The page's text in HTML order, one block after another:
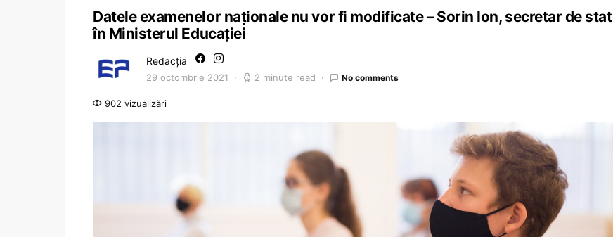
Datele examenelor naționale nu vor fi modificate – Sorin Ion, secretar de stat
în Ministerul Educației
Redacția
29 octombrie 2021 2 minute read No comments
902 vizualizări